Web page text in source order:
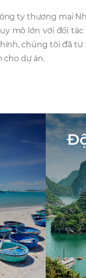
ty thương mại
mô lớn với đối
chúng tôi đã
cho dự án.